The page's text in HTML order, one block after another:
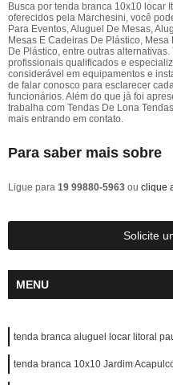
Busca por tenda branca 10x10 locar
oferecidos pela Marchesini, você
Para Eventos, Aluguel De Mesas,
Mesas E Cadeiras De Plástico,
De Plástico, entre outras
profissionais qualificados e
considerável em equipamentos e
de falar conosco para esclarecer
funcionários. Além do que já foi
trabalha com Tendas De Lona
mais entrando em contato.
Para saber mais sobre
Ligue para 19 99880-5963 ou clique
Solicite
MENU
tenda branca aluguel locar litoral
tenda branca 10x10 Jardim